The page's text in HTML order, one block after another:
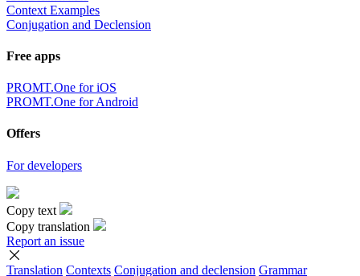
Context Examples
Conjugation and Declension
Free apps
PROMT.One for iOS
PROMT.One for Android
Offers
For developers
Copy text
Copy translation
Report an issue
Translation Contexts Conjugation and declension Grammar